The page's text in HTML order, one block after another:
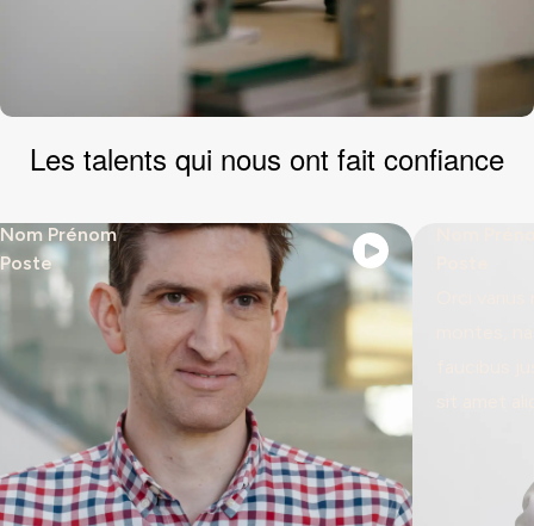
Les talents qui nous ont fait confiance
Nom Prénom
Poste